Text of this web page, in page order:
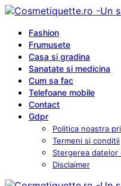
Fashion
Frumusete
Casa si gradina
Sanatate si medicina
Cum sa fac
Telefoane mobile
Contact
Gdpr
Politica noastra
Termeni si conditii
Stergerea datelor
Disclaimer